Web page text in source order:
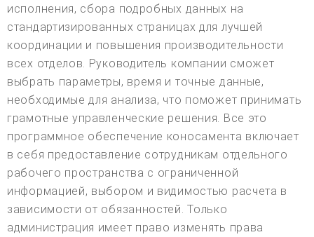
исполнения, сбора подробных данных на
стандартизированных страницах для лучшей
координации и повышения производительности
всех отделов. Руководитель компании сможет
выбрать параметры, время и точные данные,
необходимые для анализа, что поможет принимать
грамотные управленческие решения. Все это
программное обеспечение коносамента включает
в себя предоставление сотрудникам отдельного
рабочего пространства с ограниченной
информацией, выбором и видимостью расчета в
зависимости от обязанностей. Только
администрация имеет право изменять права